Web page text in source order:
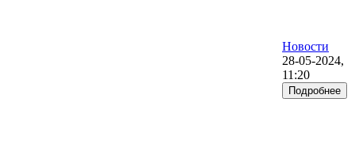
Новости
28-05-2024,
11:20
Подробнее